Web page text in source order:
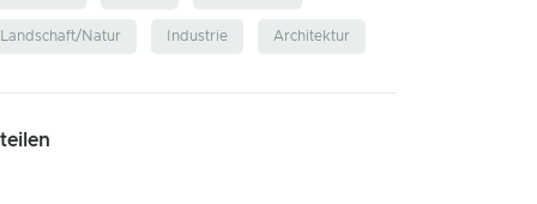
Landschaft/Natur Industrie Architektur